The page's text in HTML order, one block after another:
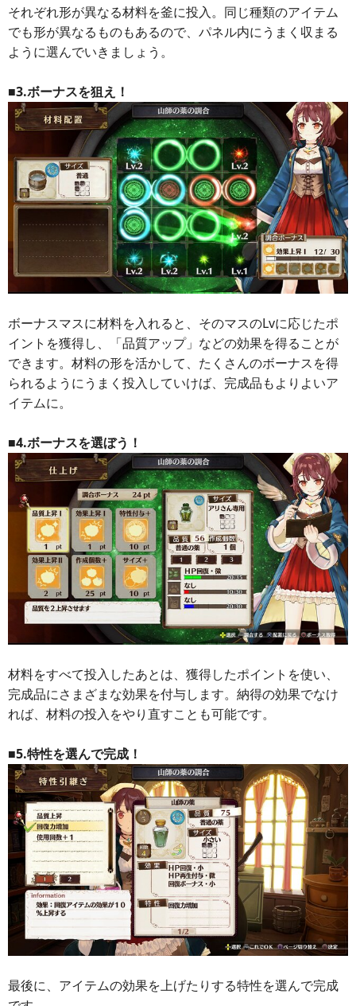
それぞれ形が異なる材料を釜に投入。同じ種類のアイテム
でも形が異なるものもあるので、パネル内にうまく収まる
ように選んでいきましょう。
■3.ボーナスを狙え！
ボーナスマスに材料を入れると、そのマスのLvに応じたポ
イントを獲得し、「品質アップ」などの効果を得ることが
できます。材料の形を活かして、たくさんのボーナスを得
られるようにうまく投入していけば、完成品もよりよいア
イテムに。
■4.ボーナスを選ぼう！
材料をすべて投入したあとは、獲得したポイントを使い、
完成品にさまざまな効果を付与します。納得の効果でなけ
れば、材料の投入をやり直すことも可能です。
■5.特性を選んで完成！
最後に、アイテムの効果を上げたりする特性を選んで完成